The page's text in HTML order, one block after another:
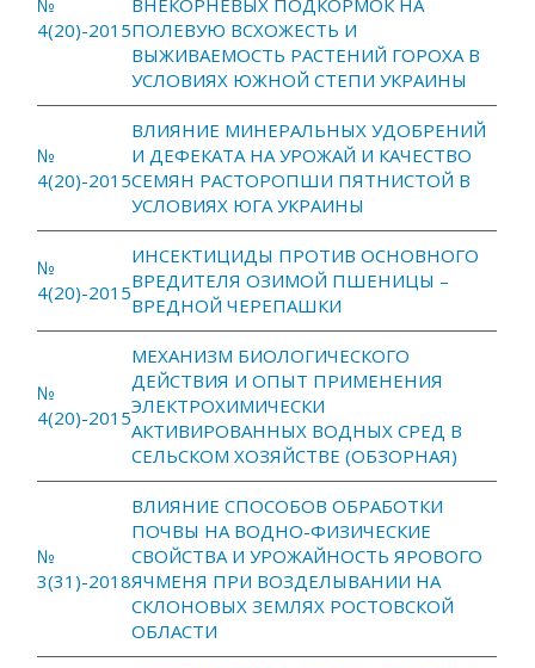
№
4(20)-2015
ВНЕКОРНЕВЫХ ПОДКОРМОК НА
ПОЛЕВУЮ ВСХОЖЕСТЬ И
ВЫЖИВАЕМОСТЬ РАСТЕНИЙ ГОРОХА В
УСЛОВИЯХ ЮЖНОЙ СТЕПИ УКРАИНЫ
№
4(20)-2015
ВЛИЯНИЕ МИНЕРАЛЬНЫХ УДОБРЕНИЙ
И ДЕФЕКАТА НА УРОЖАЙ И КАЧЕСТВО
СЕМЯН РАСТОРОПШИ ПЯТНИСТОЙ В
УСЛОВИЯХ ЮГА УКРАИНЫ
№
4(20)-2015
ИНСЕКТИЦИДЫ ПРОТИВ ОСНОВНОГО
ВРЕДИТЕЛЯ ОЗИМОЙ ПШЕНИЦЫ –
ВРЕДНОЙ ЧЕРЕПАШКИ
№
4(20)-2015
МЕХАНИЗМ БИОЛОГИЧЕСКОГО
ДЕЙСТВИЯ И ОПЫТ ПРИМЕНЕНИЯ
ЭЛЕКТРОХИМИЧЕСКИ
АКТИВИРОВАННЫХ ВОДНЫХ СРЕД В
СЕЛЬСКОМ ХОЗЯЙСТВЕ (ОБЗОРНАЯ)
№
3(31)-2018
ВЛИЯНИЕ СПОСОБОВ ОБРАБОТКИ
ПОЧВЫ НА ВОДНО-ФИЗИЧЕСКИЕ
СВОЙСТВА И УРОЖАЙНОСТЬ ЯРОВОГО
ЯЧМЕНЯ ПРИ ВОЗДЕЛЫВАНИИ НА
СКЛОНОВЫХ ЗЕМЛЯХ РОСТОВСКОЙ
ОБЛАСТИ